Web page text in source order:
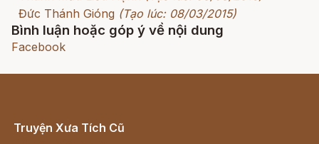
Đức Thánh Gióng (Tạo lúc: 08/03/2015)
Bình luận hoặc góp ý về nội dung
Facebook
Truyện Xưa Tích Cũ